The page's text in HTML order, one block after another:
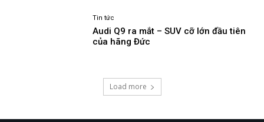
Tin tức
Audi Q9 ra mắt – SUV cỡ lớn đầu tiên
của hãng Đức
Load more